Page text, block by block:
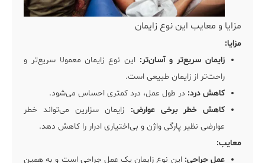
مزایا و معایب این نوع زایمان
مزایا:
زایمان سریع‌تر و آسان‌تر:این نوع زایمان معمولا سریع‌تر و
راحت‌تر از زایمان طبیعی است.
کاهش درد: در طول عمل، درد کمتری احساس می‌شود.
کاهش خطر برخی عوارض: زایمان سزارین می‌تواند خطر
عوارضی نظیر پارگی واژن و بی‌اختیاری ادرار را کاهش دهد.
معایب:
عمل جراحی: این نوع زایمان یک عمل جراحی است و به همین